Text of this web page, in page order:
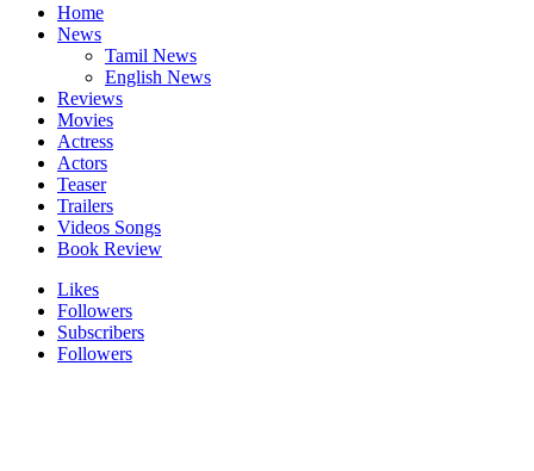
Home
News
Tamil News
English News
Reviews
Movies
Actress
Actors
Teaser
Trailers
Videos Songs
Book Review
Likes
Followers
Subscribers
Followers